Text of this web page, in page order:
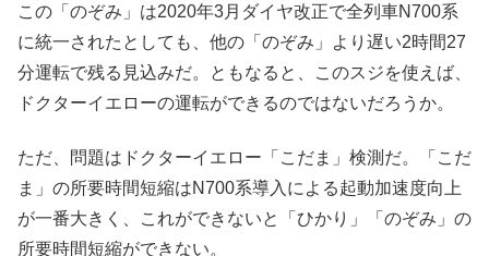
この「のぞみ」は2020年3月ダイヤ改正で全列車N700系
に統一されたとしても、他の「のぞみ」より遅い2時間27
分運転で残る見込みだ。ともなると、このスジを使えば、
ドクターイエローの運転ができるのではないだろうか。
ただ、問題はドクターイエロー「こだま」検測だ。「こだ
ま」の所要時間短縮はN700系導入による起動加速度向上
が一番大きく、これができないと「ひかり」「のぞみ」の
所要時間短縮ができない。